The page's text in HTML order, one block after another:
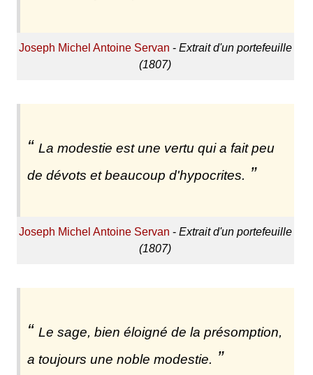
Joseph Michel Antoine Servan - Extrait d'un portefeuille
(1807)
La modestie est une vertu qui a fait peu
de dévots et beaucoup d'hypocrites.
Joseph Michel Antoine Servan - Extrait d'un portefeuille
(1807)
Le sage, bien éloigné de la présomption,
a toujours une noble modestie.